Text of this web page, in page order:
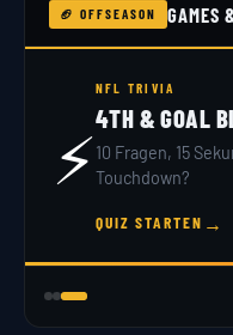
🏈 OFFSEASON GAMES
⚡
NFL TRIVIA
4TH & GOAL
10 Fragen, 15
Touchdown?
QUIZ STARTEN →